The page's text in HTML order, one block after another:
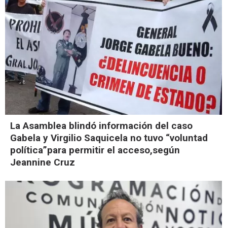
La Asamblea blindó información del caso
Gabela y Virgilio Saquicela no tuvo “voluntad
política”para permitir el acceso,según
Jeannine Cruz